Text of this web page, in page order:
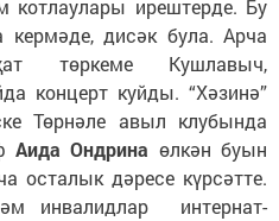
котлаулары ирештерде. Бу
кермәде, дисәк була. Арча
төркеме Кушлавыч,
концерт куйды. “Хәзинә”
Төрнәле авыл клубында
Аида Ондрина өлкән буын
осталык дәресе күрсәтте.
инвалидлар интернат-